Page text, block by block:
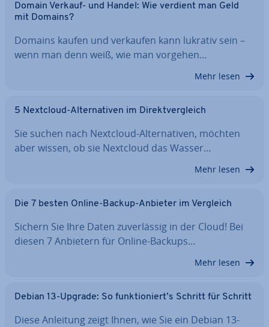
Domain Verkauf- und Handel: Wie verdient man Geld
mit Domains?
Domains kaufen und verkaufen kann lukrativ sein –
wenn man denn weiß, wie man vorgehen…
Mehr lesen
5 Nextcloud-Al­ter­na­ti­ven im Di­rekt­ver­gleich
Sie suchen nach Nextcloud-Al­ter­na­ti­ven, möchten
aber wissen, ob sie Nextcloud das Wasser…
Mehr lesen
Die 7 besten Online-Backup-Anbieter im Vergleich
Sichern Sie Ihre Daten zu­ver­läs­sig in der Cloud! Bei
diesen 7 Anbietern für Online-Backups…
Mehr lesen
Debian 13-Upgrade: So funk­tio­niert’s Schritt für Schritt
Diese Anleitung zeigt Ihnen, wie Sie ein Debian 13-